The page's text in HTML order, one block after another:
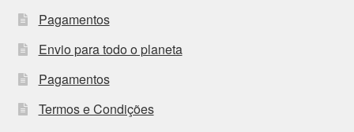
Pagamentos
Envio para todo o planeta
Pagamentos
Termos e Condições